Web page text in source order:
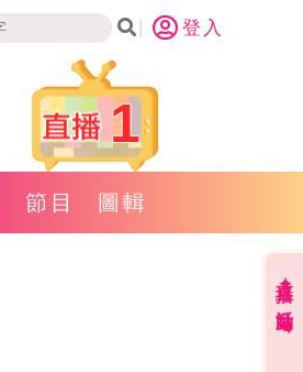
登入
1
節目 圖輯
直播✦活動